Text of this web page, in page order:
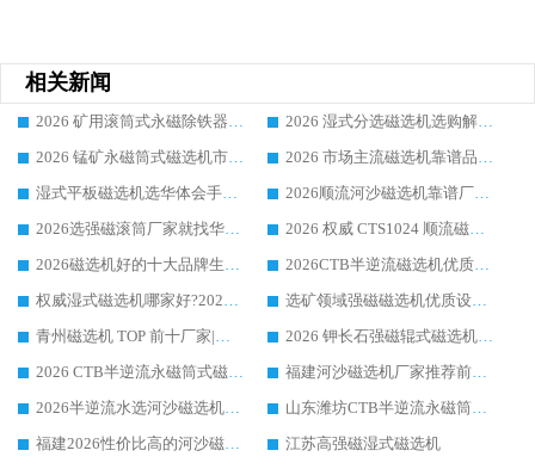
相关新闻
2026 矿用滚筒式永磁除铁器厂家榜单 行业实力派源头厂商选购干货指南
2026 湿式分选磁选机选购解析，华体会手机网页版-华体会(中国) 设备综合实力详解
2026 锰矿永磁筒式磁选机市场主流客户推荐生产厂家口碑精选
2026 市场主流磁选机靠谱品牌推荐 案例厂家华体会手机网页版-华体会(中国) 大众倾心之选
湿式平板磁选机选华体会手机网页版-华体会(中国) _2026靠谱厂家收获各地客户良好评价
2026顺流河沙磁选机靠谱厂家推荐 华体会手机网页版-华体会(中国) 实力口碑精选
2026选强磁滚筒厂家就找华体会手机网页版-华体会(中国) _口碑过硬用料扎实_性价比优势突出
2026 权威 CTS1024 顺流磁选机精选生产厂家优质设备推荐
2026磁选机好的十大品牌生产厂家排名|华体会手机网页版-华体会(中国) 凭实力入磅
2026CTB半逆流磁选机优质厂家推荐：华体会手机网页版-华体会(中国) ，行业标杆生产厂家
权威湿式磁选机哪家好?2026 实测榜单出炉，潍坊华体会手机网页版-华体会(中国) 大厂实力领跑
选矿领域强磁磁选机优质设备推荐榜 TOP1：潍坊华体会手机网页版-华体会(中国) 凭实力出圈
青州磁选机 TOP 前十厂家|靠谱品牌怎么选?潍坊华体会手机网页版-华体会(中国) 实力出圈
2026 钾长石强磁辊式磁选机靠谱厂家 TOP 榜：潍坊华体会手机网页版-华体会(中国) 凭硬核实力领跑行业
2026 CTB半逆流永磁筒式磁选机厂家如何选择，选华体会手机网页版-华体会(中国) 原因，硬核实测不踩坑指南
福建河沙磁选机厂家推荐前三，华体会手机网页版-华体会(中国) 磁选机解锁资源利用新路径
2026半逆流水选河沙磁选机生产厂家：解锁河沙分选高效新路径
山东潍坊CTB半逆流永磁筒式河沙磁选机生产厂家如何高效除铁提纯
福建2026性价比高的河沙磁选机生产厂家工作原理(通俗 + 专业双版，适配产品文案/介绍使用)
江苏高强磁湿式磁选机